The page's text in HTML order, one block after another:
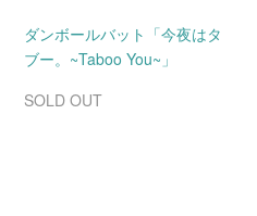
ダンボールバット「今夜はタ
ブー。~Taboo You~」
SOLD OUT